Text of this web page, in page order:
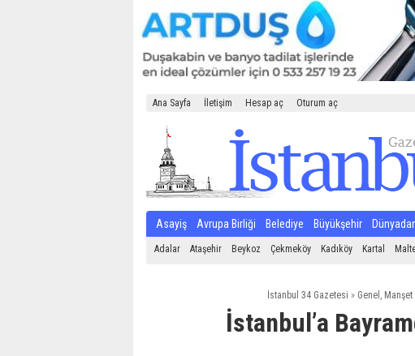
Ana Sayfa İletişim Hesap aç Oturum aç
Asayiş Avrupa Birliği Belediye Büyükşehir
Adalar Ataşehir Beykoz Çekmeköy Kadıköy Kartal
İstanbul 34 Gazetesi » Genel , Manşet
İstanbul’a